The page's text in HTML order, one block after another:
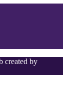
created by